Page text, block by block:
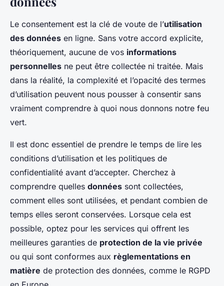
Le consentement est la clé de voute de l’utilisation
des données en ligne. Sans votre accord explicite,
théoriquement, aucune de vos informations
personnelles ne peut être collectée ni traitée. Mais
dans la réalité, la complexité et l’opacité des termes
d’utilisation peuvent nous pousser à consentir sans
vraiment comprendre à quoi nous donnons notre feu
vert.
Il est donc essentiel de prendre le temps de lire les
conditions d’utilisation et les politiques de
confidentialité avant d’accepter. Cherchez à
comprendre quelles données sont collectées,
comment elles sont utilisées, et pendant combien de
temps elles seront conservées. Lorsque cela est
possible, optez pour les services qui offrent les
meilleures garanties de protection de la vie privée
ou qui sont conformes aux règlementations en
matière de protection des données, comme le RGPD